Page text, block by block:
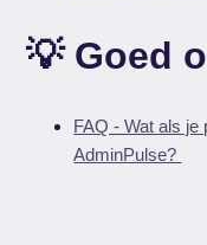
💡 Goed
FAQ - Wat als je
AdminPulse?